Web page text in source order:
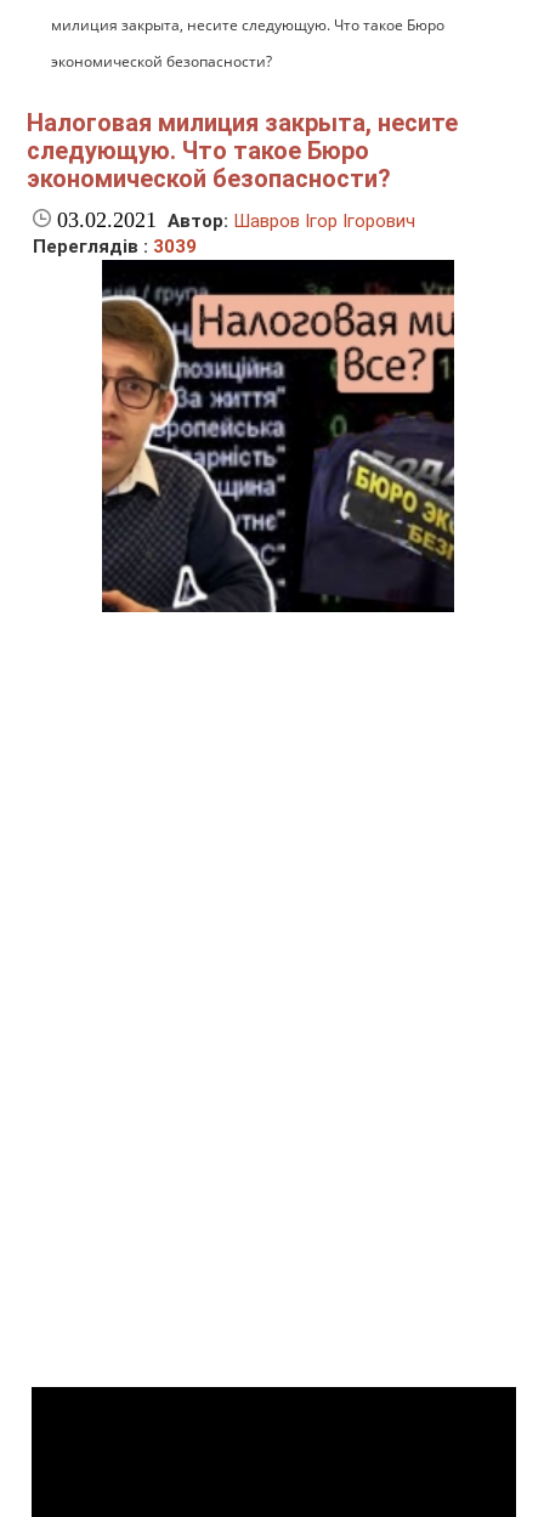
милиция закрыта, несите следующую. Что такое Бюро
экономической безопасности?
Налоговая милиция закрыта, несите
следующую. Что такое Бюро
экономической безопасности?
03.02.2021 Автор: Шавров Ігор Ігорович
Переглядів : 3039